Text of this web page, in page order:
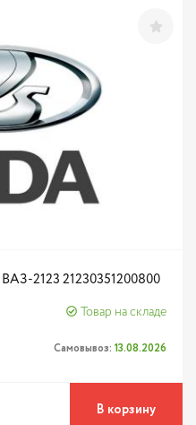
ВАЗ-2123 21230351200800
Товар на складе
Самовывоз: 13.08.2026
В корзину